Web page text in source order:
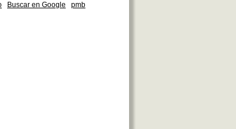
Buscar en Google pmb